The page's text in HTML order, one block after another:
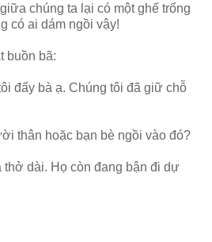
chúng ta lại có một ghế trống
có ai dám ngồi vậy!
buồn bã:
đấy bà ạ. Chúng tôi đã giữ chỗ
thân hoặc bạn bè ngồi vào đó?
dài. Họ còn đang bận đi dự